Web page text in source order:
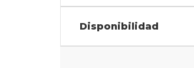
Disponibilidad